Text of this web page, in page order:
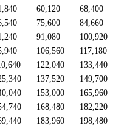
60,120
68,400
75,600
84,660
91,080
100,920
106,560
117,180
122,040
133,440
137,520
149,700
153,000
165,960
168,480
182,220
183,960
198,480